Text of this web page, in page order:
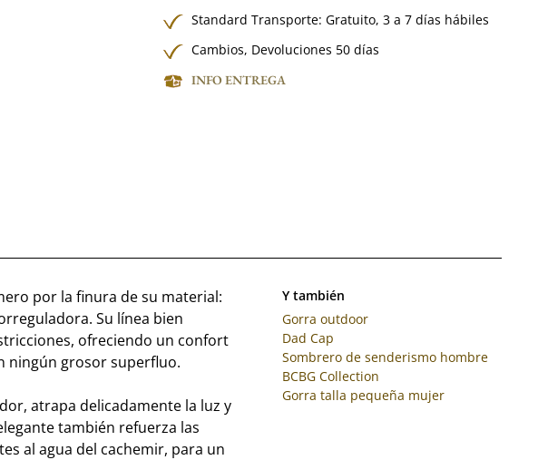
Standard Transporte:Gratuito,3 a 7 días hábiles
Cambios, Devoluciones 50 días
INFO ENTREGA
por la finura de su material:
Su línea bien
ofreciendo un confort
ningún grosor superfluo.
atrapa delicadamente la luz y
también refuerza las
al agua del cachemir, para un
Y también
Gorra outdoor
Dad Cap
Sombrero de senderismo hombre
BCBG Collection
Gorra talla pequeña mujer